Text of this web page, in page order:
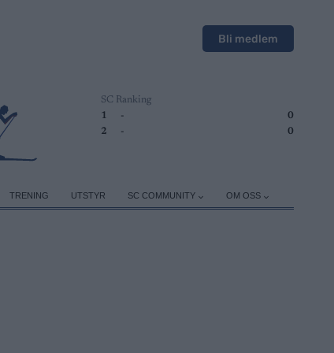
Bli medlem
SC Ranking
1
-
0
2
- 0
TRENING UTSTYR SC COMMUNITY OM OSS